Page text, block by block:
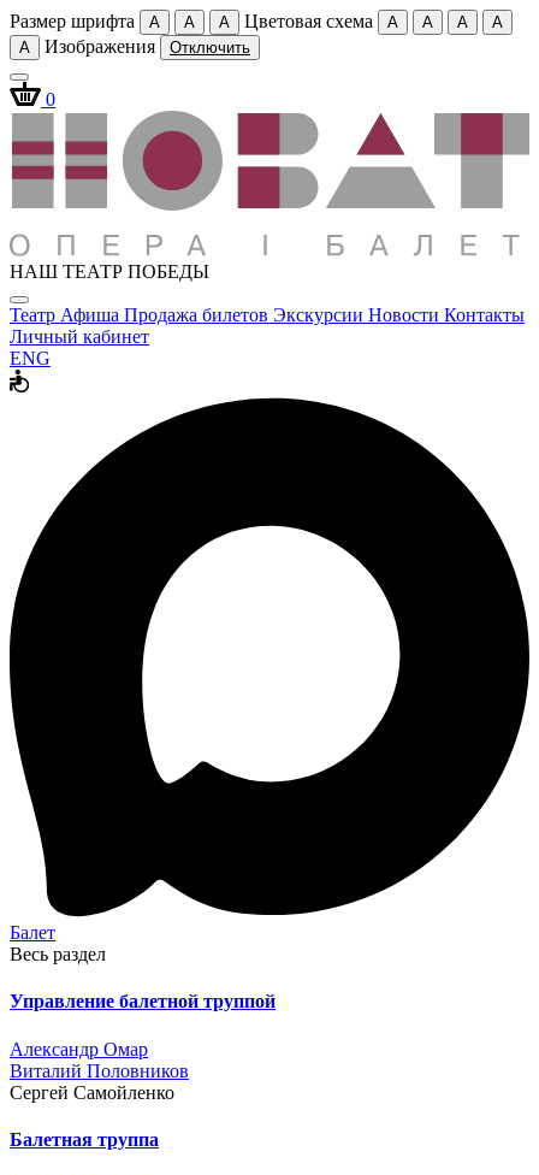
Размер шрифта A A A Цветовая схема A A A
A
A
Изображения Отключить
0
НАШ ТЕАТР ПОБЕДЫ
Театр Афиша Продажа билетов Экскурсии Новости Контакты
Личный кабинет
ENG
Балет
Весь раздел
Управление балетной труппой
Александр Омар
Виталий Половников
Сергей Самойленко
Балетная труппа